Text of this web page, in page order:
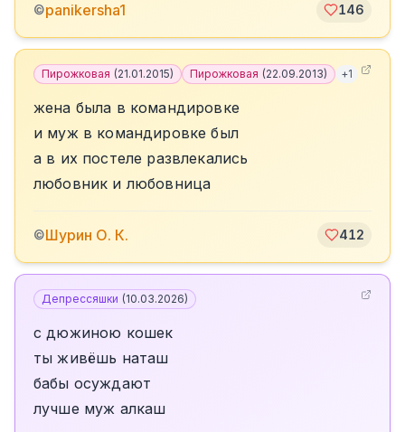
©panikersha1 146
Пирожковая (21.01.2015) Пирожковая (22.09.2013) +1
жена была в командировке
и муж в командировке был
а в их постеле развлекались
любовник и любовница
©Шурин О. К. 412
Депрессяшки (10.03.2026)
с дюжиною кошек
ты живёшь наташ
бабы осуждают
лучше муж алкаш